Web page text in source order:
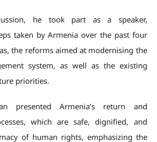
he took part as a speaker,
taken by Armenia over the past four
the reforms aimed at modernising the
system, as well as the existing
priorities.
presented Armenia’s return and
which are safe, dignified, and
of human rights, emphasizing the